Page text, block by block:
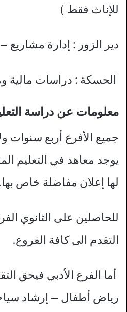
للإناث فقط )
دير الزور : إدارة مشاريع
الحسكة : دراسات مالية
معلومات عن دراسة
جميع الأفرع أربع سنوات
يوجد معاهد في التعليم
لها إعلان مفاضلة خاص
للحاصلين على الثانوي
التقدم الى كافة الفروع.
أما الفرع الأدبي فيحق
رياض أطفال – إرشاد